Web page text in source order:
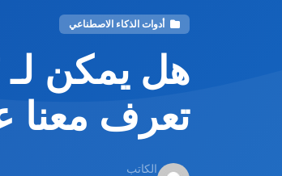
أدوات الذكاء الاصطناعي
تعرف معنا
الكاتب